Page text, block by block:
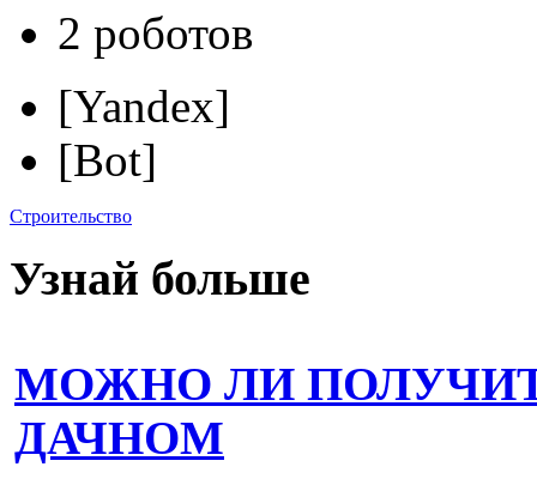
2 роботов
[Yandex]
[Bot]
Строительство
Узнай больше
МОЖНО ЛИ
ДАЧНОМ